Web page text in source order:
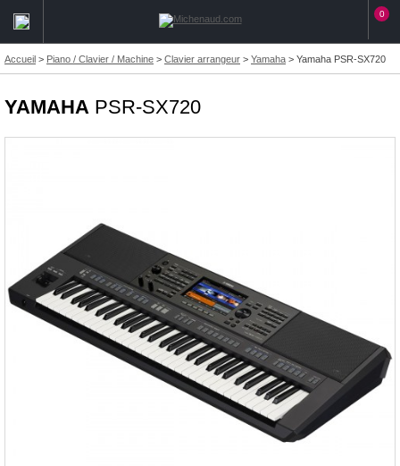
0
Accueil > Piano / Clavier / Machine > Clavier arrangeur > Yamaha > Yamaha PSR-SX720
YAMAHA PSR-SX720